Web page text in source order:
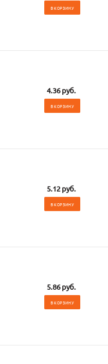
В КОРЗИНУ
4.36 руб.
В КОРЗИНУ
5.12 руб.
В КОРЗИНУ
5.86 руб.
В КОРЗИНУ